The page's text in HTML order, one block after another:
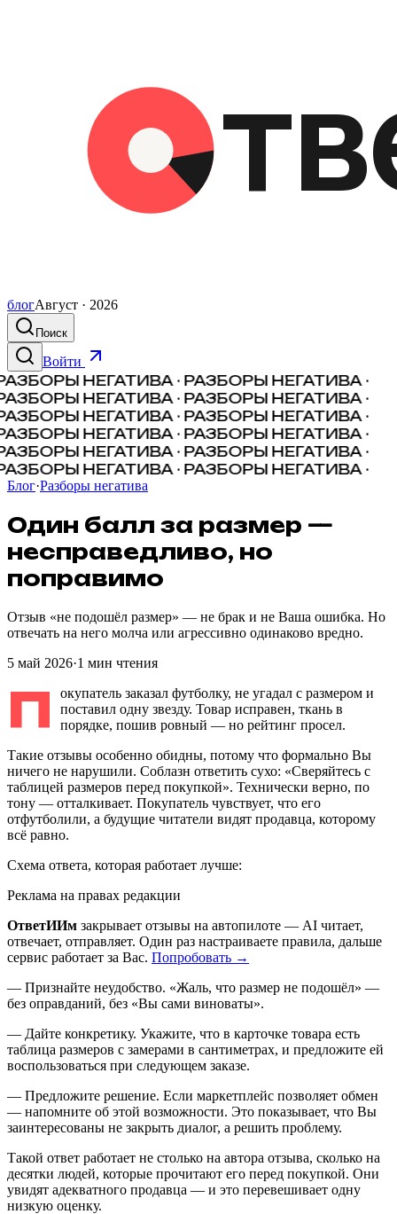
блогАвгуст · 2026
Поиск
Войти
НЕГАТИВА · РАЗБОРЫ НЕГАТИВА ·
НЕГАТИВА · РАЗБОРЫ НЕГАТИВА ·
НЕГАТИВА · РАЗБОРЫ НЕГАТИВА ·
НЕГАТИВА · РАЗБОРЫ НЕГАТИВА ·
НЕГАТИВА · РАЗБОРЫ НЕГАТИВА ·
НЕГАТИВА · РАЗБОРЫ НЕГАТИВА ·
Блог·Разборы негатива
Один балл за размер —
несправедливо, но
поправимо
Отзыв «не подошёл размер» — не брак и не Ваша ошибка. Но
отвечать на него молча или агрессивно одинаково вредно.
5 май 2026·1 мин чтения
П
окупатель заказал футболку, не угадал с размером и
поставил одну звезду. Товар исправен, ткань в
порядке, пошив ровный — но рейтинг просел.
Такие отзывы особенно обидны, потому что формально Вы
ничего не нарушили. Соблазн ответить сухо: «Сверяйтесь с
таблицей размеров перед покупкой». Технически верно, по
тону — отталкивает. Покупатель чувствует, что его
отфутболили, а будущие читатели видят продавца, которому
всё равно.
Схема ответа, которая работает лучше:
Реклама на правах редакции
ОтветИИм закрывает отзывы на автопилоте — AI читает,
отвечает, отправляет. Один раз настраиваете правила, дальше
сервис работает за Вас. Попробовать →
— Признайте неудобство. «Жаль, что размер не подошёл» —
без оправданий, без «Вы сами виноваты».
— Дайте конкретику. Укажите, что в карточке товара есть
таблица размеров с замерами в сантиметрах, и предложите ей
воспользоваться при следующем заказе.
— Предложите решение. Если маркетплейс позволяет обмен
— напомните об этой возможности. Это показывает, что Вы
заинтересованы не закрыть диалог, а решить проблему.
Такой ответ работает не столько на автора отзыва, сколько на
десятки людей, которые прочитают его перед покупкой. Они
увидят адекватного продавца — и это перевешивает одну
низкую оценку.